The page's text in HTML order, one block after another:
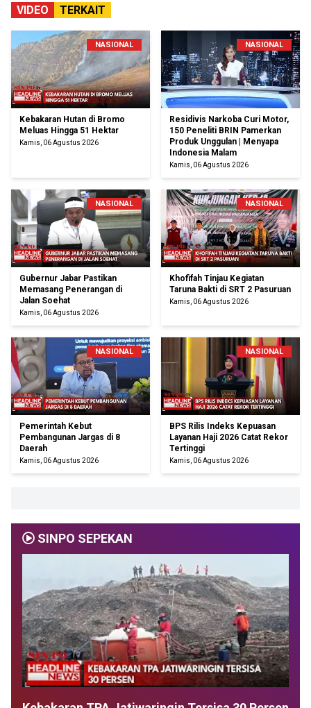
VIDEO TERKAIT
NASIONAL
Kebakaran Hutan di Bromo
Meluas Hingga 51 Hektar
Kamis, 06 Agustus 2026
NASIONAL
Residivis Narkoba Curi Motor,
150 Peneliti BRIN Pamerkan
Produk Unggulan | Menyapa
Indonesia Malam
Kamis, 06 Agustus 2026
NASIONAL
Gubernur Jabar Pastikan
Memasang Penerangan di
Jalan Soehat
Kamis, 06 Agustus 2026
NASIONAL
Khofifah Tinjau Kegiatan
Taruna Bakti di SRT 2 Pasuruan
Kamis, 06 Agustus 2026
NASIONAL
Pemerintah Kebut
Pembangunan Jargas di 8
Daerah
Kamis, 06 Agustus 2026
NASIONAL
BPS Rilis Indeks Kepuasan
Layanan Haji 2026 Catat Rekor
Tertinggi
Kamis, 06 Agustus 2026
SINPO SEPEKAN